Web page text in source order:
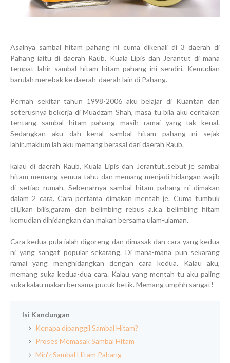
Asalnya sambal hitam pahang ni cuma dikenali di 3 daerah di
Pahang iaitu di daerah Raub, Kuala Lipis dan Jerantut di mana
tempat lahir sambal hitam hitam pahang ini sendiri. Kemudian
barulah merebak ke daerah-daerah lain di Pahang.
Pernah sekitar tahun 1998-2006 aku belajar di Kuantan dan
seterusnya bekerja di Muadzam Shah, masa tu bila aku ceritakan
tentang sambal hitam pahang masih ramai yang tak kenal.
Sedangkan aku dah kenal sambal hitam pahang ni sejak
lahir..maklum lah aku memang berasal dari daerah Raub.
kalau di daerah Raub, Kuala Lipis dan Jerantut..sebut je sambal
hitam memang semua tahu dan memang menjadi hidangan wajib
di setiap rumah. Sebenarnya sambal hitam pahang ni dimakan
dalam 2 cara. Cara pertama dimakan mentah je. Cuma tumbuk
cili,ikan bilis,garam dan belimbing rebus a.k.a belimbing hitam
kemudian dihidangkan dan makan bersama ulam-ulaman.
Cara kedua pula ialah digoreng dan dimasak dan cara yang kedua
ni yang sangat popular sekarang. Di mana-mana pun sekarang
ramai yang menghidangkan dengan cara kedua. Kalau aku,
memang suka kedua-dua cara. Kalau yang mentah tu aku paling
suka kalau makan bersama pucuk betik. Memang umphh sangat!
Isi Kandungan
Kenapa dipanggil Sambal Hitam?
Proses Memasak Sambal Hitam
Min'z Sambal Hitam Pahang